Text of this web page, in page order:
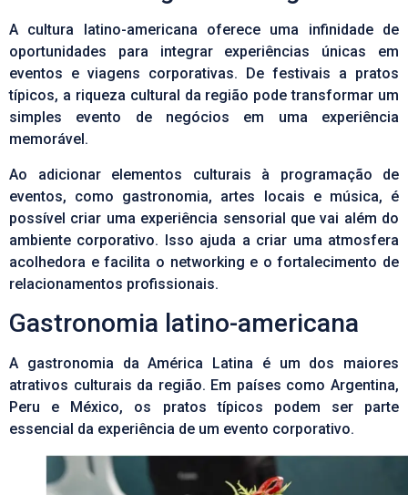
A cultura latino-americana oferece uma infinidade de
oportunidades para integrar experiências únicas em
eventos e viagens corporativas. De festivais a pratos
típicos, a riqueza cultural da região pode transformar um
simples evento de negócios em uma experiência
memorável.
Ao adicionar elementos culturais à programação de
eventos, como gastronomia, artes locais e música, é
possível criar uma experiência sensorial que vai além do
ambiente corporativo. Isso ajuda a criar uma atmosfera
acolhedora e facilita o networking e o fortalecimento de
relacionamentos profissionais.
Gastronomia latino-americana
A gastronomia da América Latina é um dos maiores
atrativos culturais da região. Em países como Argentina,
Peru e México, os pratos típicos podem ser parte
essencial da experiência de um evento corporativo.